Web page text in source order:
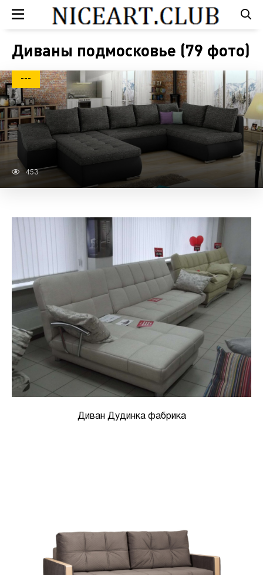
Диваны подмосковье (79 фото)
---
453
Диван Дудинка фабрика